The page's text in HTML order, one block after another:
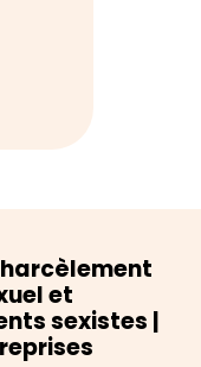
et
sexistes |